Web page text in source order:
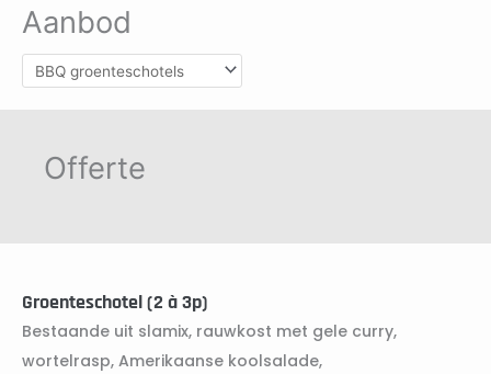
Aanbod
Offerte
Groenteschotel (2 à 3p)
Bestaande uit slamix, rauwkost met gele curry,
wortelrasp, Amerikaanse koolsalade,